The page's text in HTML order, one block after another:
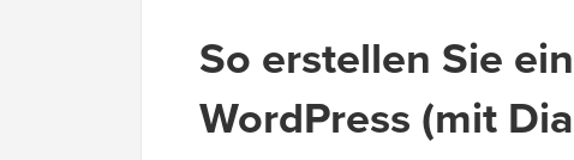
So erstellen Sie
WordPress (mit